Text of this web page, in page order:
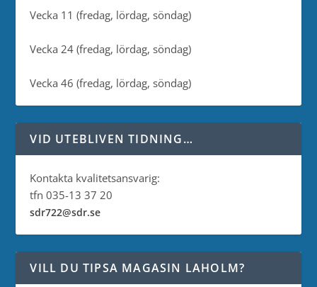
Vecka 11 (fredag, lördag, söndag)
Vecka 24 (fredag, lördag, söndag)
Vecka 46 (fredag, lördag, söndag)
VID UTEBLIVEN TIDNING…
Kontakta kvalitetsansvarig:
tfn 035-13 37 20
sdr722@sdr.se
VILL DU TIPSA MAGASIN LAHOLM?